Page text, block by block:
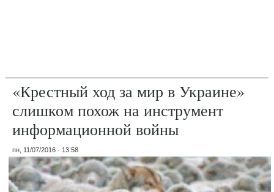
«Крестный ход за мир в Украине»
слишком похож на инструмент
информационной войны
пн, 11/07/2016 - 13:58